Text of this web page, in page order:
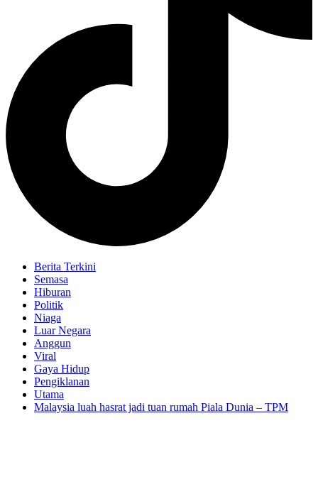
Berita Terkini
Semasa
Hiburan
Politik
Niaga
Luar Negara
Anggun
Viral
Gaya Hidup
Pengiklanan
Utama
Malaysia luah hasrat jadi tuan rumah Piala Dunia – TPM